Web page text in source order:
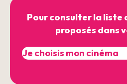
Pour consulter la liste
proposés dans